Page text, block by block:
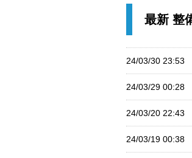
最新 整
24/03/30 23:53
24/03/29 00:28
24/03/20 22:43
24/03/19 00:38